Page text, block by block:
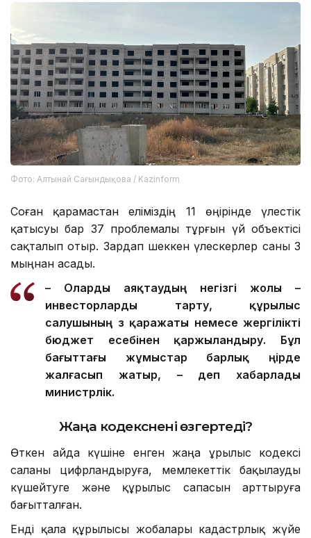
Фото: Алтынай Сағындықова / Kazinform
Соған қарамастан еліміздің 11 өңірінде үлестік
қатысуы бар 37 проблемалы тұрғын үй объектісі
сақталып отыр. Зардап шеккен үлескерлер саны 3
мыңнан асады.
– Оларды аяқтаудың негізгі жолы –
инвесторларды тарту, құрылыс
салушының өз қаражаты немесе жергілікті
бюджет есебінен қаржыландыру. Бұл
бағыттағы жұмыстар барлық өңірде
жалғасып жатыр, – деп хабарлады
министрлік.
Жаңа кодекснені өзгертеді?
Өткен айда күшіне енген жаңа Құрылыс кодексі
саланы цифрландыруға, мемлекеттік бақылауды
күшейтуге және құрылыс сапасын арттыруға
бағытталған.
Енді қала құрылысы жобалары кадастрлық жүйе